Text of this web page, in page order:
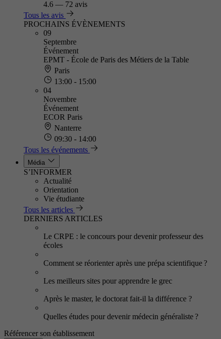
4.6 — 72 avis
Tous les avis
PROCHAINS ÉVÈNEMENTS
09
Septembre
Événement
EPMT - École de Paris des Métiers de la Table
Paris
13:00 - 15:00
04
Novembre
Événement
ECOR Paris
Nanterre
09:30 - 14:00
Tous les événements
Média
S’INFORMER
Actualité
Orientation
Vie étudiante
Tous les articles
DERNIERS ARTICLES
Le CRPE : le concours pour devenir professeur des
écoles
Comment se réorienter après une prépa scientifique ?
Les meilleurs sites pour apprendre le grec
Après le master, le doctorat fait-il la différence ?
Quelles études pour devenir médecin généraliste ?
Référencer son établissement